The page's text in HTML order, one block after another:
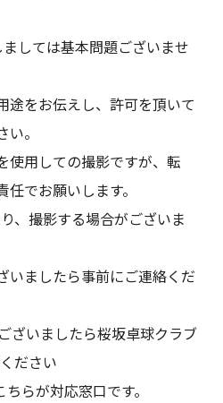
しては基本問題ございませ
途をお伝えし、許可を頂いて
。
使用しての撮影ですが、転
でお願いします。
、撮影する場合がございま
いましたら事前にご連絡くだ
いましたら桜坂卓球クラブ
ださい
らが対応窓口です。